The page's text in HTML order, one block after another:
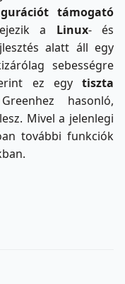
támogató
a Linux‑ és
alatt áll egy
sebességre
ez egy tiszta
hasonló,
Mivel a jelenlegi
további funkciók